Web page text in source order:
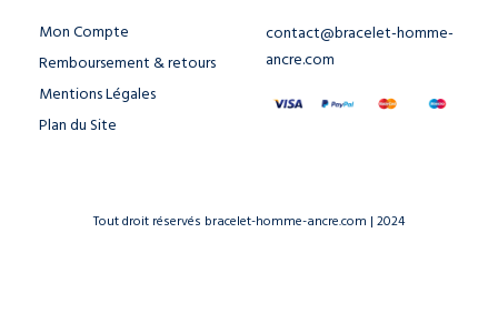
Mon Compte
Remboursement & retours
Mentions Légales
Plan du Site
contact@bracelet-homme-
ancre.com
Tout droit réservés bracelet-homme-ancre.com | 2024